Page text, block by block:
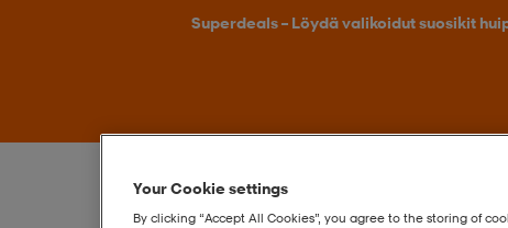
Superdeals – Löydä valikoidut suosikit
Your Cookie settings
By clicking “Accept All Cookies”, you agree to the storing of